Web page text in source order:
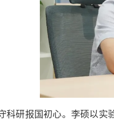
科研报国初心。李硕以实